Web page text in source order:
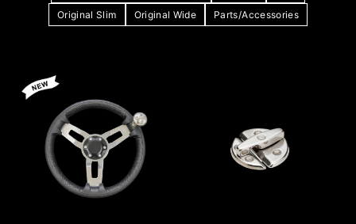
Original Slim
Original Wide Parts/Accessories